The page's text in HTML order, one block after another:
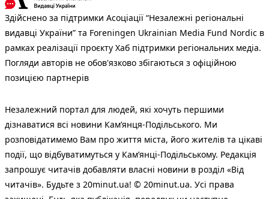
Здійснено за підтримки Асоціації “Незалежні регіональні
видавці України” та Foreningen Ukrainian Media Fund Nordic в
рамках реалізації проєкту Хаб підтримки регіональних медіа.
Погляди авторів не обов'язково збігаються з офіційною
позицією партнерів
Незалежний портал для людей, які хочуть першими
дізнаватися всі новини Кам’янця-Подільського. Ми
розповідатимемо Вам про життя міста, його жителів та цікаві
події, що відбуватимуться у Кам’янці-Подільському. Редакція
запрошує читачів добавляти власні новини в розділ «Від
читачів». Будьте з 20minut.ua! © 20minut.ua. Усі права